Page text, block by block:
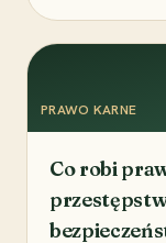
PRAWO KARNE
Co robi